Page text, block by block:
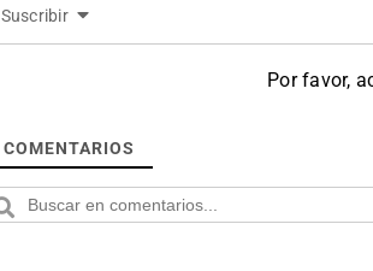
Suscribir
Por favor,
COMENTARIOS